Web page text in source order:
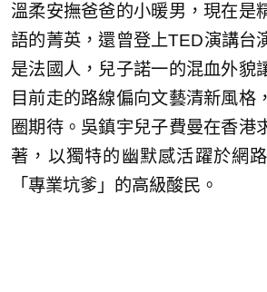
溫柔安撫爸爸的小暖男，現在是
語的菁英，還曾登上TED演講台
是法國人，兒子諾一的混血外貌
目前走的路線偏向文藝清新風格
圈期待。吳鎮宇兒子費曼在香港
著，以獨特的幽默感活躍於網
「專業坑爹」的高級酸民。